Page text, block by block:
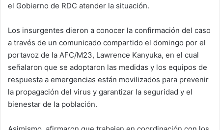
el Gobierno de RDC atender la situación.
Los insurgentes dieron a conocer la confirmación del caso
a través de un comunicado compartido el domingo por el
portavoz de la AFC/M23, Lawrence Kanyuka, en el cual
señalaron que se adoptaron las medidas y los equipos de
respuesta a emergencias están movilizados para prevenir
la propagación del virus y garantizar la seguridad y el
bienestar de la población.